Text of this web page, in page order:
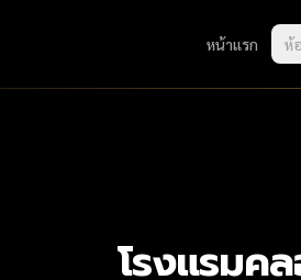
หน้าแรก ห้
โรงแรมค